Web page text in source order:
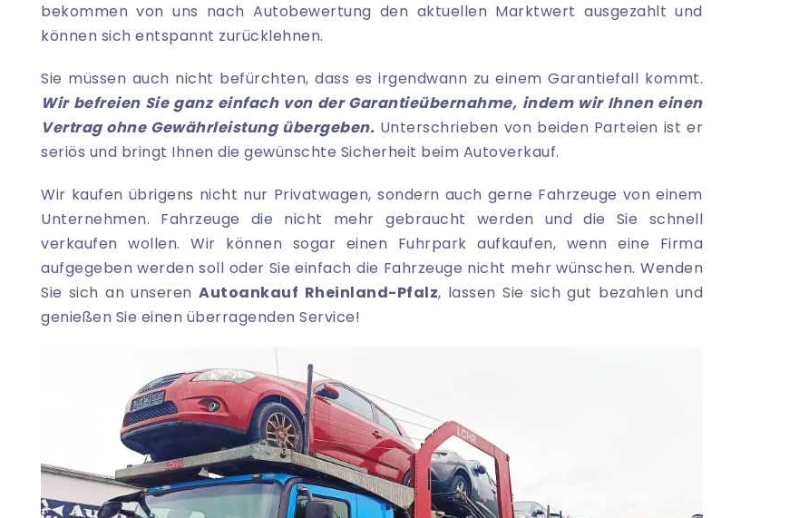
bekommen von uns nach Autobewertung den aktuellen Marktwert ausgezahlt und
können sich entspannt zurücklehnen.
Sie müssen auch nicht befürchten, dass es irgendwann zu einem Garantiefall kommt.
Wir befreien Sie ganz einfach von der Garantieübernahme, indem wir Ihnen einen
Vertrag ohne Gewährleistung übergeben. Unterschrieben von beiden Parteien ist er
seriös und bringt Ihnen die gewünschte Sicherheit beim Autoverkauf.
Wir kaufen übrigens nicht nur Privatwagen, sondern auch gerne Fahrzeuge von einem
Unternehmen. Fahrzeuge die nicht mehr gebraucht werden und die Sie schnell
verkaufen wollen. Wir können sogar einen Fuhrpark aufkaufen, wenn eine Firma
aufgegeben werden soll oder Sie einfach die Fahrzeuge nicht mehr wünschen. Wenden
Sie sich an unserenAutoankauf Rheinland-Pfalz, lassen Sie sich gut bezahlen und
genießen Sie einen überragenden Service!